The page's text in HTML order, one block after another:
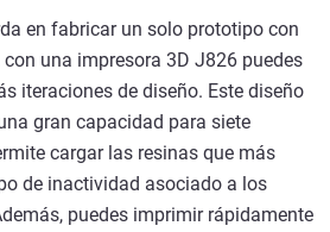
en fabricar un solo prototipo con
una impresora 3D J826 puedes
iteraciones de diseño. Este diseño
gran capacidad para siete
cargar las resinas que más
de inactividad asociado a los
puedes imprimir rápidamente